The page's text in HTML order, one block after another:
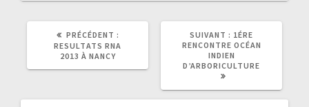
PRÉCÉDENT :
PRÉCÉDENT
RESULTATS RNA
2013 À NANCY
SUIVANT : ARTICLE
SUIVANT
:
1ÉRE
RENCONTRE OCÉAN
INDIEN
D’ARBORICULTURE